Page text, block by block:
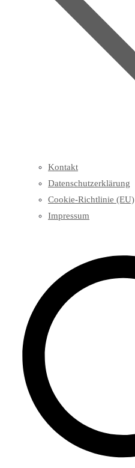
Kontakt
Datenschutzerklärung
Cookie-Richtlinie (EU)
Impressum